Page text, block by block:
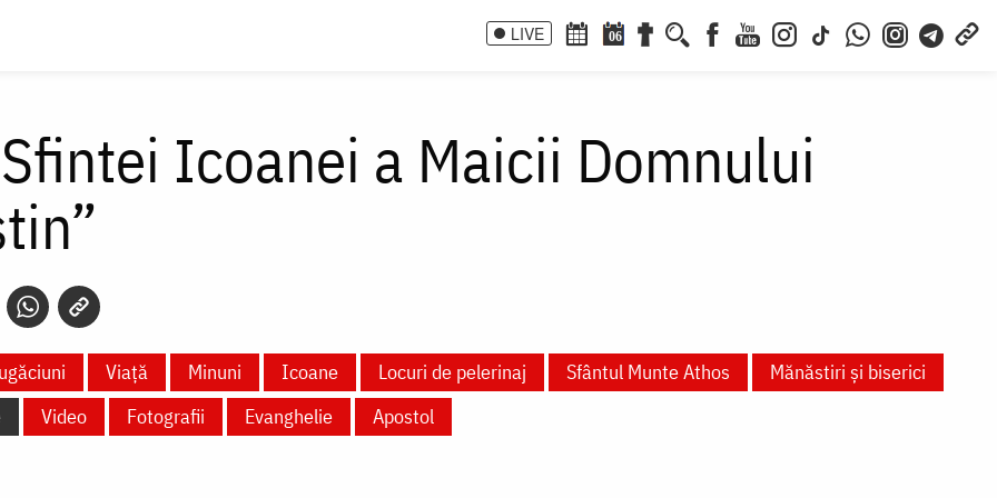
LIVE 06
Icoanei a Maicii Domnului
Viață Minuni Icoane Locuri de pelerinaj Sfântul Munte Athos
Mănăstiri și biserici
Video Fotografii Evanghelie Apostol